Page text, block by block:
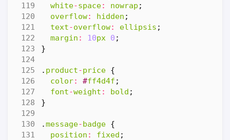
white-space: nowrap ;
overflow: hidden ;
text-overflow: ellipsis ;
margin : 10px 0 ;
}
. product-price {
color: #ff4d4f ;
font-weight : bold ;
}
.message-badge {
position : fixed ;